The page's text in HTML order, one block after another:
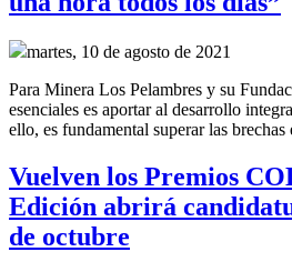
martes, 10 de agosto de 2021
Para Minera Los Pelambres y su
esenciales es aportar al desarrollo
ello, es fundamental superar las
Vuelven los Premios
Edición abrirá
de octubre